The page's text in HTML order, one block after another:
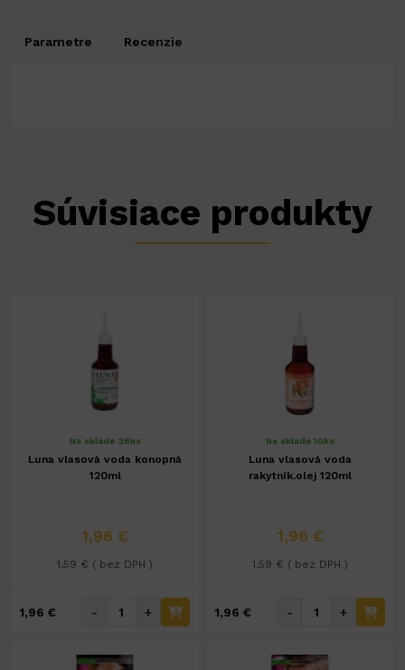
Parametre Recenzie
Súvisiace produkty
Na sklade 28ks
Luna vlasová voda konopná
120ml
1,96 €
1,59 € ( bez DPH )
1,96 € - +
Na sklade 10ks
Luna vlasová voda
rakytník.olej 120ml
1,96 €
1,59 € ( bez DPH )
1,96 € - +